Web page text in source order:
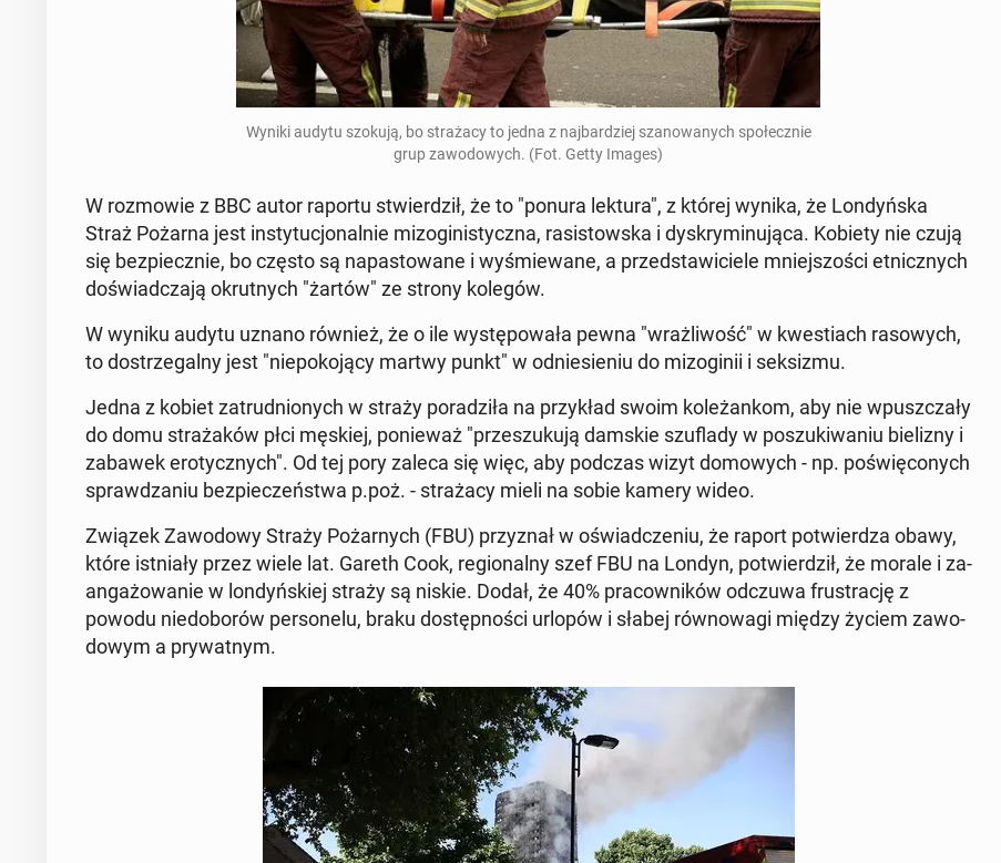
Wyniki audytu szokują, bo stra­ża­cy to jedna z naj­bar­dziej sza­no­wa­nych spo­łecz­nie
grup za­wo­do­wych. (Fot. Getty Images)
W roz­mo­wie z BBC autor raportu stwier­dził, że to "ponura lektura", z której wynika, że Lon­dyń­ska
Straż Pożarna jest in­sty­tu­cjo­nal­nie mi­zo­gi­ni­stycz­na, ra­si­stow­ska i dys­kry­mi­nu­ją­ca. Kobiety nie czują
się bez­piecz­nie, bo często są na­pa­sto­wa­ne i wy­śmie­wa­ne, a przed­sta­wi­cie­le mniej­szo­ści et­nicz­nych
do­świad­cza­ją okrut­nych "żartów" ze strony kolegów.
W wyniku audytu uznano również, że o ile wy­stę­po­wa­ła pewna "wraż­li­wość" w kwe­stiach ra­so­wych,
to do­strze­gal­ny jest "nie­po­ko­ją­cy martwy punkt" w od­nie­sie­niu do mi­zo­gi­nii i sek­si­zmu.
Jedna z kobiet za­trud­nio­nych w straży po­ra­dzi­ła na przy­kład swoim ko­le­żan­kom, aby nie wpusz­cza­ły
do ​​domu stra­ża­ków płci męskiej, po­nie­waż "prze­szu­ku­ją damskie szu­fla­dy w po­szu­ki­wa­niu bie­li­zny i
zabawek ero­tycz­nych". Od tej pory zaleca się więc, aby podczas wizyt do­mo­wych - np. po­świę­co­nych
spraw­dza­niu bez­pie­czeń­stwa p.poż. - stra­ża­cy mieli na sobie kamery wideo.
Związek Za­wo­do­wy Straży Po­żar­nych (FBU) przy­znał w oświad­cze­niu, że raport po­twier­dza obawy,
które ist­nia­ły przez wiele lat. Gareth Cook, re­gio­nal­ny szef FBU na Londyn, po­twier­dził, że morale i za­
an­ga­żo­wa­nie w lon­dyń­skiej straży są niskie. Dodał, że 40% pra­cow­ni­ków odczuwa fru­stra­cję z
powodu nie­do­bo­rów per­so­ne­lu, braku do­stęp­no­ści urlopów i słabej rów­no­wa­gi między życiem za­wo­
do­wym a pry­wat­nym.